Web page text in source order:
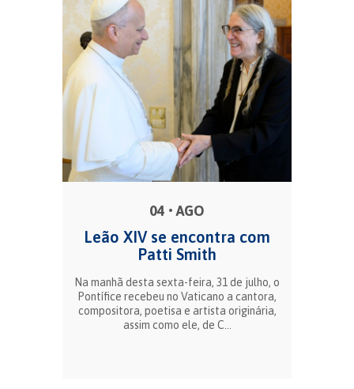
04 • AGO
Leão XIV se encontra com
Patti Smith
Na manhã desta sexta-feira, 31 de julho, o
Pontífice recebeu no Vaticano a cantora,
compositora, poetisa e artista originária,
assim como ele, de C...